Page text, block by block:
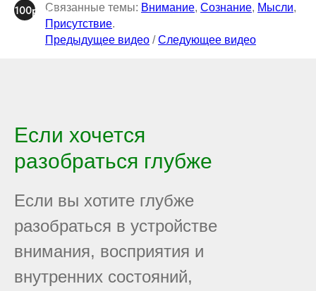
100plus1Связанные темы: Внимание, Сознание, Мысли,
Присутствие.
Предыдущее видео /Следующее видео
Если хочется
разобраться глубже
Если вы хотите глубже
разобраться в устройстве
внимания, восприятия и
внутренних состояний,